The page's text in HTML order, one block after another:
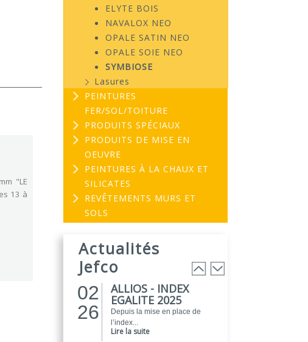
"LE
13 à
ELYTE BOIS
NAVALOX NEO
OPALE SATIN NEO
OPALE SOIE NEO
SYMBIOSE
Lasures
PEINTURES
FER/SOL/TOITURE
PRODUITS SPÉCIAUX
PRODUITS DE MISE EN
OEUVRE
PEINTURES À LA CHAUX ET
SILICATES
REVÊTEMENTS MURS ET
SOLS
Actualités
Jefco
03
Peinture
EVOGREEN est une gamme de
Lire la suite
02
26
ALLIOS - INDEX
EGALITE 2025
Depuis la mise en place de
l’index...
Lire la suite